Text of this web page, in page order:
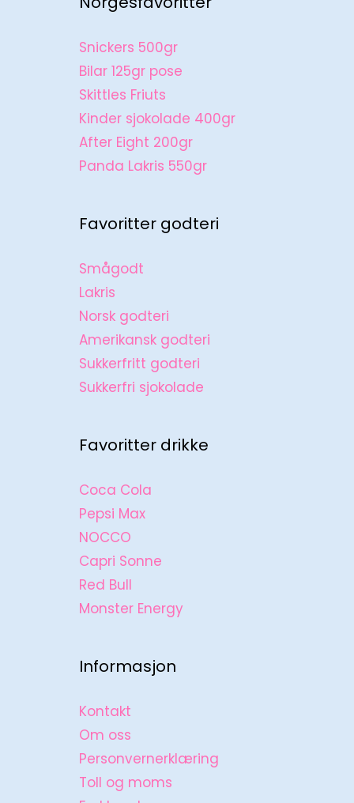
Snickers 500gr
Bilar 125gr pose
Skittles Friuts
Kinder sjokolade 400gr
After Eight 200gr
Panda Lakris 550gr
Favoritter godteri
Smågodt
Lakris
Norsk godteri
Amerikansk godteri
Sukkerfritt godteri
Sukkerfri sjokolade
Favoritter drikke
Coca Cola
Pepsi Max
NOCCO
Capri Sonne
Red Bull
Monster Energy
Informasjon
Kontakt
Om oss
Personvernerklæring
Toll og moms